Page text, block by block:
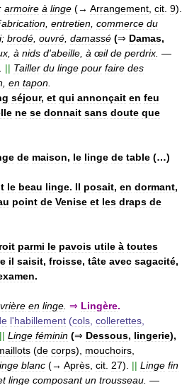
; armoire à linge (→ Arrangement cit 9).
entretien commerce du
; brodé ouvré damassé (⇒ Damas,
à nids d'abeille à œil de perdrix —
|| Tailler du linge pour faire des
en tapon
séjour, et qui annonçait en feu
ne se donnait sans doute que
de maison, le linge de table (…)
le beau linge. Il posait, en dormant,
point de Venise et les draps de
parmi le pavois utile à toutes
il saisit, froisse, tâte avec sagacité,
.
en linge ⇒ Lingère.
l'habillement (cols collerettes
|| Linge féminin (⇒ Dessous, lingerie),
(de corps), mouchoirs
blanc (→ Après cit 27). || Linge fin
linge composant un trousseau —